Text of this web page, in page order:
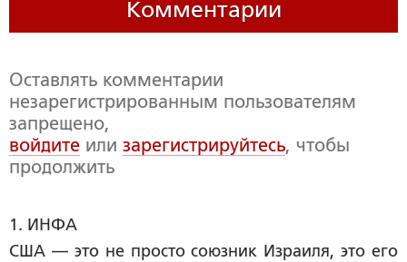
Комментарии
Оставлять комментарии
незарегистрированным пользователям
запрещено,
войдите или зарегистрируйтесь, чтобы
продолжить
1. ИНФА
США — это не просто союзник Израиля, это его